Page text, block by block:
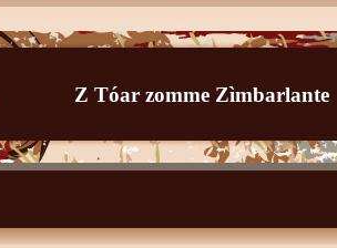
Z Tóar zomme Zìmbarlante